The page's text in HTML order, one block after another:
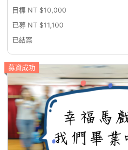
目標 NT $10,000
已募 NT $11,100
已結案
募資成功